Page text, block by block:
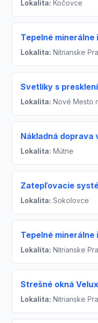
Lokalita: Kočovce
Tepelné minerálne
Lokalita: Nitrianske
Svetlíky s
Lokalita: Nové Mesto
Nákladná doprava
Lokalita: Mútne
Zatepľovacie
Lokalita: Sokolovce
Tepelné minerálne
Lokalita: Nitrianske
Strešné okná
Lokalita: Nitrianske